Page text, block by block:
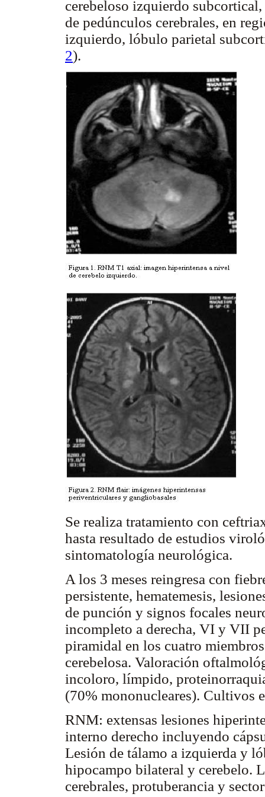
cerebeloso izquierdo
de pedúnculos cerebrales, en
izquierdo, lóbulo parietal
2).
Se realiza tratamiento con
hasta resultado de estudios
sintomatología neurológica.
A los 3 meses reingresa con
persistente, hematemesis,
de punción y signos focales
incompleto a derecha, VI y VII
piramidal en los cuatro
cerebelosa. Valoración
incoloro, límpido,
(70% mononucleares). Cultivos
RNM: extensas lesiones
interno derecho incluyendo
Lesión de tálamo a izquierda y
hipocampo bilateral y cerebelo.
cerebrales, protuberancia y